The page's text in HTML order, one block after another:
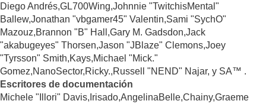
Diego Andrés,GL700Wing,Johnnie "TwitchisMental"
Ballew,Jonathan "vbgamer45" Valentin,Sami "SychO"
Mazouz,Brannon "B" Hall,Gary M. Gadsdon,Jack
"akabugeyes" Thorsen,Jason "JBlaze" Clemons,Joey
"Tyrsson" Smith,Kays,Michael "Mick."
Gomez,NanoSector,Ricky.,Russell "NEND" Najar, y SA™ .
Escritores de documentación
Michele "Illori" Davis,Irisado,AngelinaBelle,Chainy,Graeme